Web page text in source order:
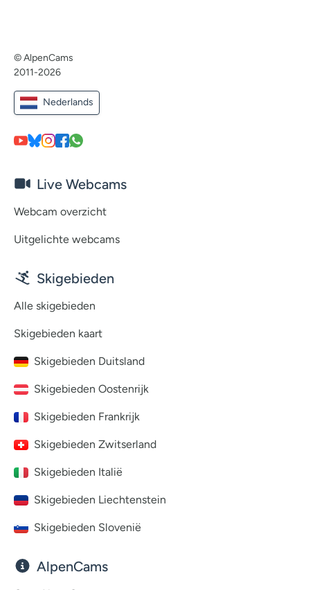
© AlpenCams
2011-2026
Nederlands
Live Webcams
Webcam overzicht
Uitgelichte webcams
Skigebieden
Alle skigebieden
Skigebieden kaart
Skigebieden Duitsland
Skigebieden Oostenrijk
Skigebieden Frankrijk
Skigebieden Zwitserland
Skigebieden Italië
Skigebieden Liechtenstein
Skigebieden Slovenië
AlpenCams